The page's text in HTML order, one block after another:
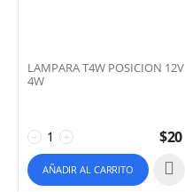
LAMPARA T4W POSICION 12V
4W
+
− $20
AÑADIR AL CARRITO